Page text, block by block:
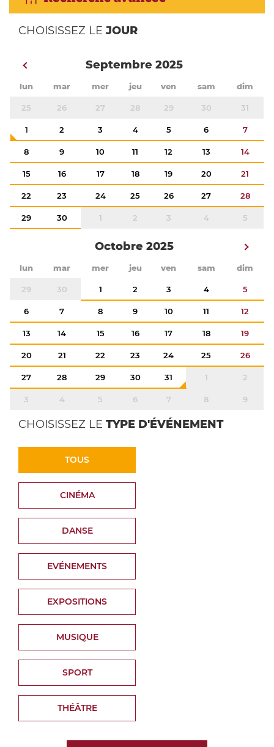
CHOISISSEZ LEJOUR
Septembre 2025
lun mar mer jeu ven sam dim
25 26 27 28 29 30 31
1 2 3 4 5 6 7
8 9 10 11 12 13 14
15 16 17 18 19 20 21
22 23 24 25 26 27 28
29 30 1 2 3 4 5
Octobre 2025
lun mar mer jeu ven sam dim
29 30 1 2 3 4 5
6 7 8 9 10 11 12
13 14 15 16 17 18 19
20 21 22 23 24 25 26
27 28 29 30 31 1 2
3 4 5 6 7 8 9
CHOISISSEZ LE TYPE D'ÉVÉNEMENT
TOUS
CINÉMA
DANSE
EVÉNEMENTS
EXPOSITIONS
MUSIQUE
SPORT
THÉÂTRE